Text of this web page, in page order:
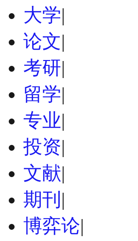
大学|
论文|
考研|
留学|
专业|
投资|
文献|
期刊 |
博弈论|